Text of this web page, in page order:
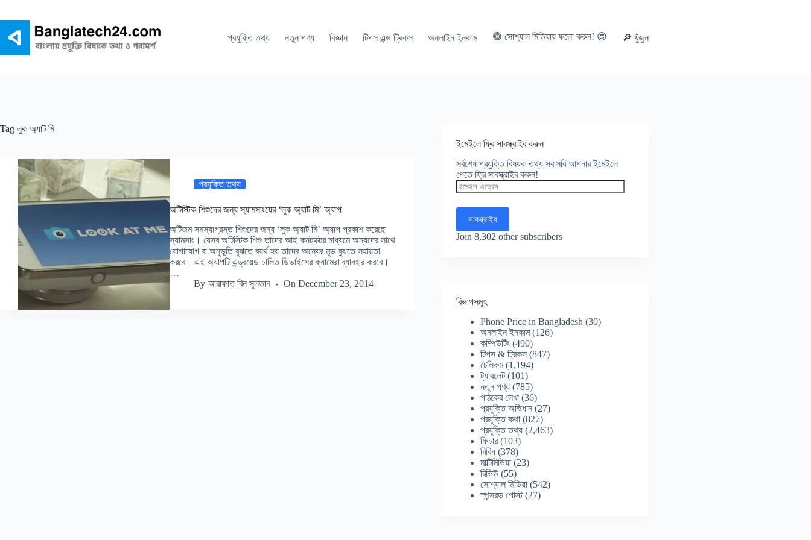
প্রযুক্তি তথ্য
নতুন পণ্য বিজ্ঞান টিপস এন্ড ট্রিকস অনলাইন ইনকাম 🟢 সোশ্যাল মিডিয়ায় ফলো করুন! 😍 🔎 খুঁজুন
Tag লুক অ্যাট মি
প্রযুক্তি তথ্য
অটিস্টিক শিশুদের জন্য স্যামসাংয়ের ‘লুক অ্যাট মি’ অ্যাপ
অটিজম সমস্যাগ্রস্ত শিশুদের জন্য ‘লুক অ্যাট মি’ অ্যাপ প্রকাশ করেছে
স্যামসাং। যেসব অটিস্টিক শিশু তাদের আই কনটাক্টের মাধ্যমে অন্যদের সাথে
যোগাযোগ বা অনুভূতি বুঝতে ব্যর্থ হয় তাদের অন্যের মুড বুঝতে সহায়তা
করবে। এই অ্যাপটি এন্ড্রয়েড চালিত ডিভাইসের ক্যামেরা ব্যাবহার করবে।
…
By আরাফাত বিন সুলতান On December 23, 2014
ইমেইলে ফ্রি সাবস্ক্রাইব করুন
সর্বশেষ প্রযুক্তি বিষয়ক তথ্য সরাসরি আপনার ইমেইলে
পেতে ফ্রি সাবস্ক্রাইব করুন!
ইমেইল
এড্রেস
সাবস্ক্রাইব
Join 8,302 other subscribers
বিভাগসমূহ
Phone Price in Bangladesh (30)
অনলাইন ইনকাম(126)
কম্পিউটিং (490)
টিপস & ট্রিকস (847)
টেলিকম(1,194)
ট্যাবলেট(101)
নতুন পণ্য (785)
পাঠকের লেখা (36)
প্রযুক্তি অভিধান (27)
প্রযুক্তি কথা (827)
প্রযুক্তি তথ্য (2,463)
ফিচার(103)
বিবিধ(378)
মাল্টিমিডিয়া (23)
রিভিউ (55)
সোশ্যাল মিডিয়া (542)
স্পন্সরড পোস্ট(27)